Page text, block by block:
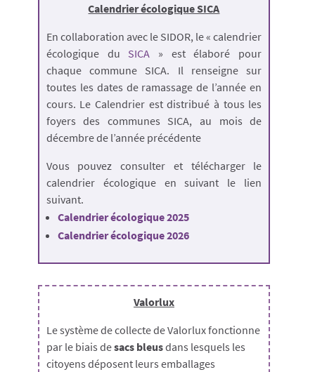
Calendrier écologique SICA
En collaboration avec le SIDOR, le « calendrier
écologique du SICA » est élaboré pour
chaque commune SICA. Il renseigne sur
toutes les dates de ramassage de l’année en
cours. Le Calendrier est distribué à tous les
foyers des communes SICA, au mois de
décembre de l’année précédente
Vous pouvez consulter et télécharger le
calendrier écologique en suivant le lien
suivant.
Calendrier écologique 2025
Calendrier écologique 2026
Valorlux
Le système de collecte de Valorlux fonctionne
par le biais desacs bleusdans lesquels les
citoyens déposent leurs emballages